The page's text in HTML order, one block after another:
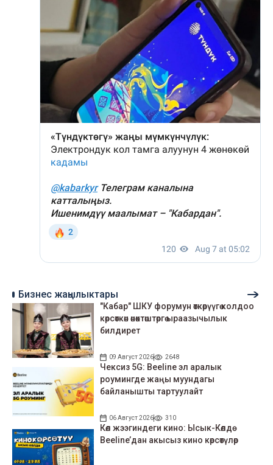
Бизнес жаңылыктары
"Кабар" ШКУ форумун өткөрүүгө колдоо
көрсөткөн өнөктөштөргө ыраазычылык
билдирет
09 Август 2026 2648
Чексиз 5G: Beeline эл аралык
роумингде жаңы муундагы
байланышты тартуулайт
06 Август 2026 310
Көл жээгиндеги кино: Ысык-Көлдө
Beeline’дан акысыз кино көрсөтүлөр